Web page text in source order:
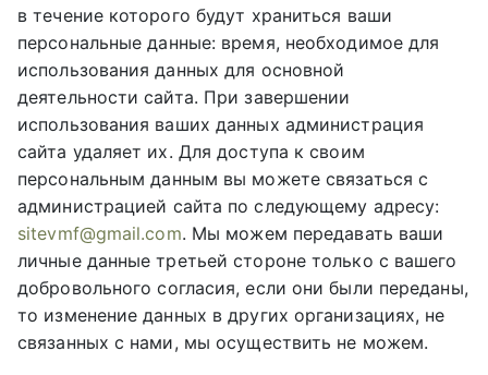
в течение которого будут храниться ваши
персональные данные: время, необходимое для
использования данных для основной
деятельности сайта. При завершении
использования ваших данных администрация
сайта удаляет их. Для доступа к своим
персональным данным вы можете связаться с
администрацией сайта по следующему адресу:
sitevmf@gmail.com. Мы можем передавать ваши
личные данные третьей стороне только с вашего
добровольного согласия, если они были переданы,
то изменение данных в других организациях, не
связанных с нами, мы осуществить не можем.